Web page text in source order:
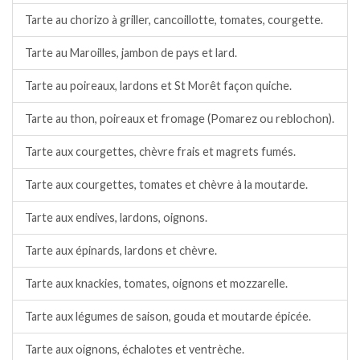
Tarte au chorizo à griller, cancoillotte, tomates, courgette.
Tarte au Maroilles, jambon de pays et lard.
Tarte au poireaux, lardons et St Morêt façon quiche.
Tarte au thon, poireaux et fromage (Pomarez ou reblochon).
Tarte aux courgettes, chèvre frais et magrets fumés.
Tarte aux courgettes, tomates et chèvre à la moutarde.
Tarte aux endives, lardons, oignons.
Tarte aux épinards, lardons et chèvre.
Tarte aux knackies, tomates, oignons et mozzarelle.
Tarte aux légumes de saison, gouda et moutarde épicée.
Tarte aux oignons, échalotes et ventrèche.